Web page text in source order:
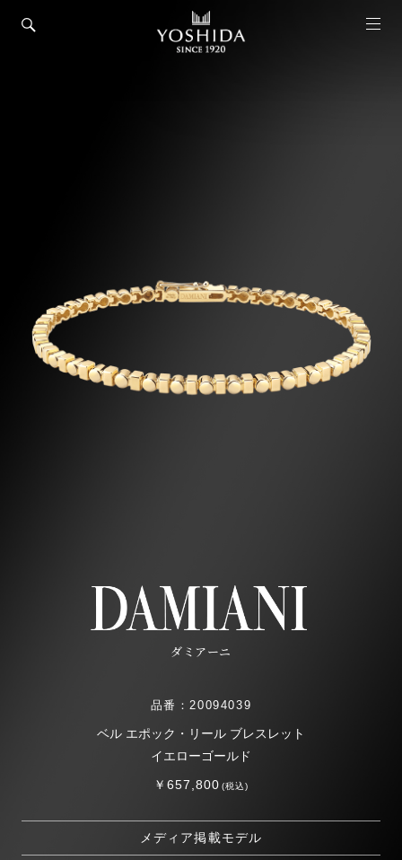
ダミアーニ
品番：20094039
ベル エポック・リール ブレスレット
イエローゴールド
￥657,800(税込)
メディア掲載モデル